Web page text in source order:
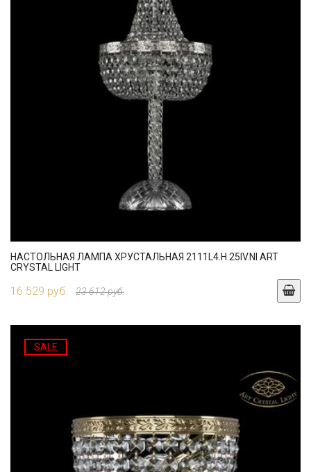
НАСТОЛЬНАЯ ЛАМПА ХРУСТАЛЬНАЯ 2111L4.H.25IV.NI ART
CRYSTAL LIGHT
16 529 руб. 23 612 руб.
SALE